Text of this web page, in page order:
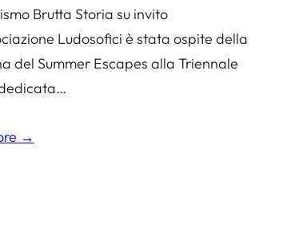
Brutta Storia su invito
Ludosofici è stata ospite della
del Summer Escapes alla Triennale
→